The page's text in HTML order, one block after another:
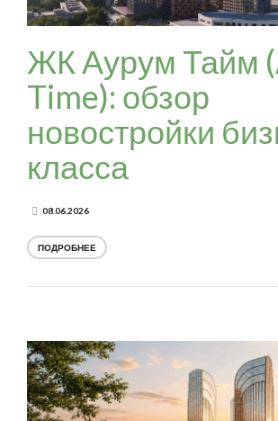
ЖК Аурум Тайм
Time): обзор
новостройки
класса
08.06.2026
ПОДРОБНЕЕ